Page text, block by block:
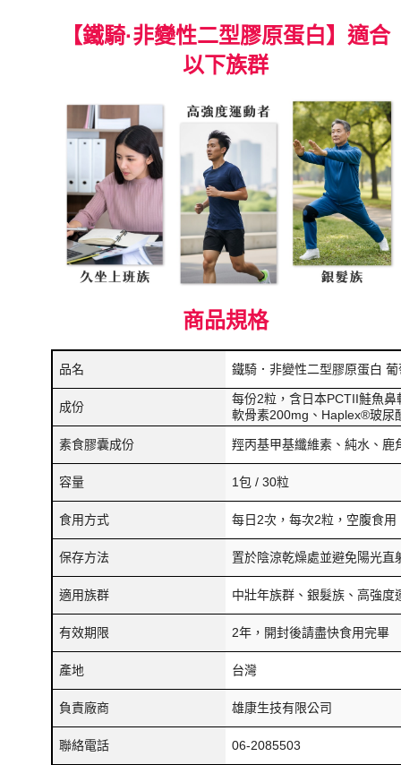
【鐵騎·非變性二型膠原蛋白】適合
以下族群
商品規格
品名 鐵騎．非變性二型膠原蛋白
成份
每份2粒，含日本PCTII鮭魚
軟骨素200mg、Haplex®玻尿
素食膠囊成份 羥丙基甲基纖維素、純水、鹿
容量 1包 / 30粒
食用方式 每日2次，每次2粒，空腹食用
保存方法 置於陰涼乾燥處並避免陽光直
適用族群 中壯年族群、銀髮族、高強度
有效期限 2年，開封後請盡快食用完畢
產地 台灣
負責廠商 雄康生技有限公司
聯絡電話 06-2085503